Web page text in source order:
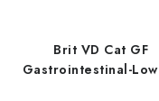
Brit VD Cat GF
Gastrointestinal-